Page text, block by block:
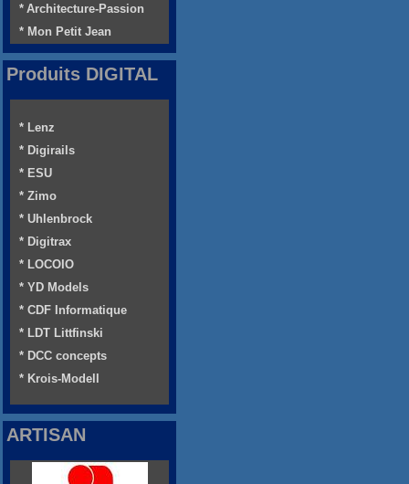
* Architecture-Passion
* Mon Petit Jean
Produits DIGITAL
* Lenz
* Digirails
* ESU
* Zimo
* Uhlenbrock
* Digitrax
* LOCOIO
* YD Models
* CDF Informatique
* LDT Littfinski
* DCC concepts
* Krois-Modell
ARTISAN